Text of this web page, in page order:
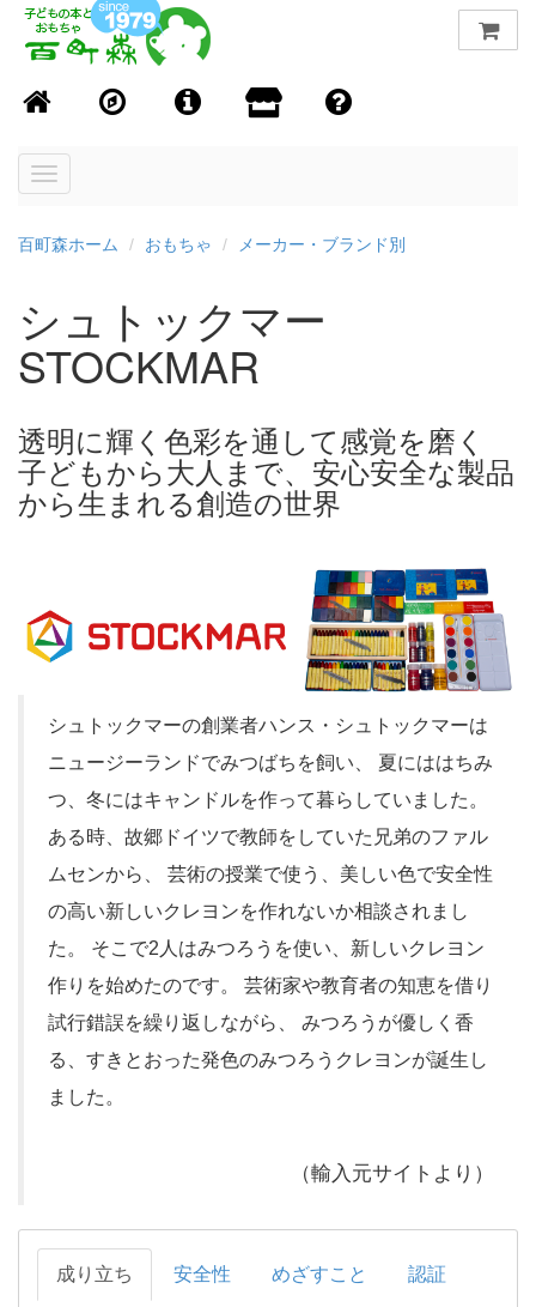
Toggle
百町森ホーム おもちゃ メーカー・ブランド別
シュトックマー
STOCKMAR
透明に輝く色彩を通して感覚を磨く
子どもから大人まで、安心安全な製品
から生まれる創造の世界
シュトックマーの創業者ハンス・シュトックマーは
ニュージーランドでみつばちを飼い、 夏にははちみ
つ、冬にはキャンドルを作って暮らしていました。
ある時、故郷ドイツで教師をしていた兄弟のファル
ムセンから、 芸術の授業で使う、美しい色で安全性
の高い新しいクレヨンを作れないか相談されまし
た。 そこで2人はみつろうを使い、新しいクレヨン
作りを始めたのです。 芸術家や教育者の知恵を借り
試行錯誤を繰り返しながら、 みつろうが優しく香
る、すきとおった発色のみつろうクレヨンが誕生し
ました。
（輸入元サイトより）
成り立ち 安全性 めざすこと 認証